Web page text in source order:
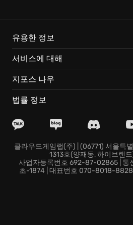
최고의 시뮬레이션: 현실적인 물
드라이빙 경험을 제공합니다.
다양한 트랙과 차량: 전 세계 유명
을 경험해 보세요.
GeForce NOW: 클라우드에서 즉
기에서든 레이싱을 즐기세요. 진
유용한 정보
서비스에 대해
지포스 나우
법률 정보
클라우드게임랩(주) | (06771) 서울특
1313호(양재동, 하이브랜
사업자등록번호 692-87-02865 | 통
초-1874 | 대표번호 070-8018-